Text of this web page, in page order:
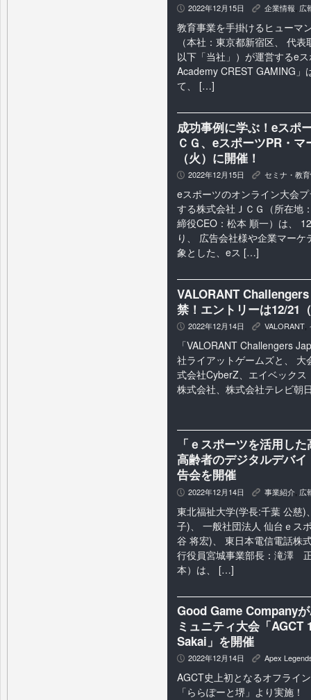
P 2022年12月15日 K 企業情報, 広
教育事業を手掛けるヒューマ
（本社：東京都新宿区、 代
以下「当社」）が運営するe
Academy CREST GAMING」
て、 […]
成功事例に学ぶ！eスポ
ＣＧ、eスポーツPR・
（火）に開催！
P 2022年12月15日 K セミナ・教
eスポーツのオンライン大会
する株式会社ＪＣＧ（所在地
締役CEO：松本 順一）は、
り、 広告会社様や企業マー
象とした、eス […]
VALORANT
禁！エントリーは12/21
P 2022年12月14日 K VALORANT
「VALORANT Challengers
社ライアットゲームズと、 大
式会社CyberZ、エイベック
株式会社、株式会社テレビ朝
「ｅスポーツを活用し
高齢者のデジタルデバ
告会を開催
P 2022年12月14日 K 事業紹介 広
東北福祉大学(学長:千葉 公慈)
子)、 一般社団法人 仙台ｅス
谷 将宏)、 東日本電信電話
行役員宮城事業部長：滝澤
本）は、 […]
Good Game Company
ミュニティ大会「
Sakai」を開催
P 2022年12月14日 K Apex
AGCT史上初となるオフライ
「ららぽーと堺」より実施！